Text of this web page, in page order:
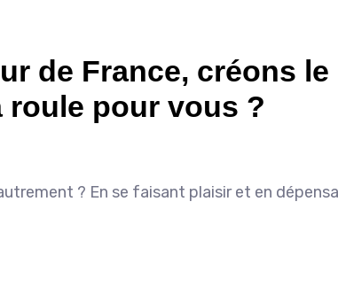
de France, créons le
roule pour vous ?
? En se faisant plaisir et en